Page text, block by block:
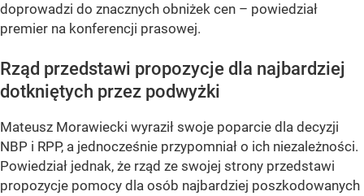
doprowadzi do znacznych obniżek cen – powiedział
premier na konferencji prasowej.
Rząd przedstawi propozycje dla najbardziej
dotkniętych przez podwyżki
Mateusz Morawiecki wyraził swoje poparcie dla decyzji
NBP i RPP, a jednocześnie przypomniał o ich niezależności.
Powiedział jednak, że rząd ze swojej strony przedstawi
propozycje pomocy dla osób najbardziej poszkodowanych